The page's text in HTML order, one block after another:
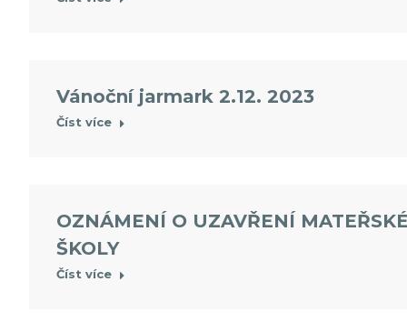
Vánoční jarmark 2.12. 2023
Číst více
OZNÁMENÍ O UZAVŘENÍ
ŠKOLY
Číst více